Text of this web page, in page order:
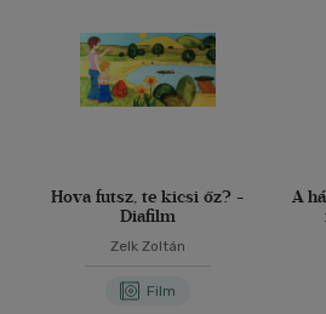
Hova futsz, te kicsi őz? -
Diafilm
Zelk Zoltán
Film
A